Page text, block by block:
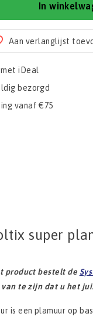
In
Aan verlanglijst
iDeal
bezorgd
vanaf €75
super
product bestelt de
van te zijn dat u het
is een plamuur op